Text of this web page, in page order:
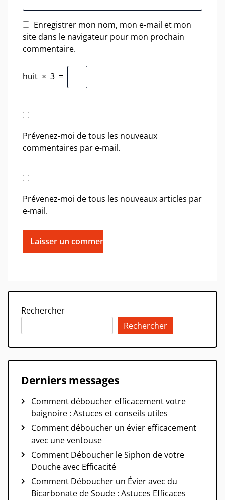
Enregistrer mon nom, mon e-mail et mon
site dans le navigateur pour mon prochain
commentaire.
huit × 3 =
Prévenez-moi de tous les nouveaux
commentaires par e-mail.
Prévenez-moi de tous les nouveaux articles par
e-mail.
Rechercher
Rechercher
Derniers messages
Comment déboucher efficacement votre
baignoire : Astuces et conseils utiles
Comment déboucher un évier efficacement
avec une ventouse
Comment Déboucher le Siphon de votre
Douche avec Efficacité
Comment Déboucher un Évier avec du
Bicarbonate de Soude : Astuces Efficaces